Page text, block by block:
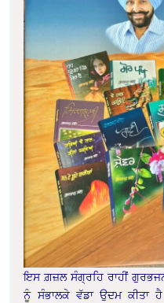
ਇਸ ਗ਼ਜ਼ਲ ਸੰਗ੍ਰਹਿ ਰਾਹੀਂ
ਨੂੰ ਸੰਭਾਲਕੇ ਵੱਡਾ ਉਦਮ ਕੀਤਾ